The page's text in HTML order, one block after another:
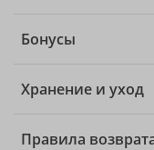
Бонусы
Хранение и уход
Правила